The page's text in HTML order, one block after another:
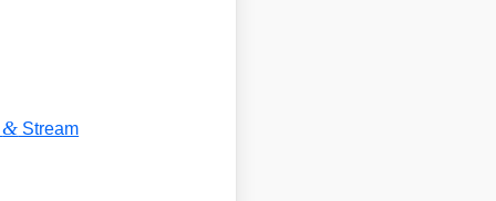
& Stream